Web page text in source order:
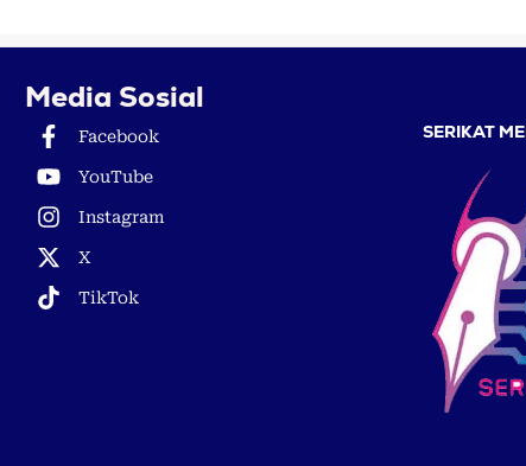
Media Sosial
Facebook
YouTube
Instagram
X
TikTok
SERIKAT